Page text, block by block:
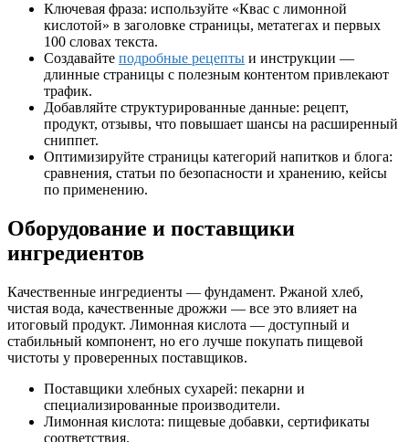
Ключевая фраза: используйте «Квас с лимонной
кислотой» в заголовке страницы, метатегах и первых
100 словах текста.
Создавайте подробные рецепты и инструкции —
длинные страницы с полезным контентом привлекают
трафик.
Добавляйте структурированные данные: рецепт,
продукт, отзывы, что повышает шансы на расширенный
сниппет.
Оптимизируйте страницы категорий напитков и блога:
сравнения, статьи по безопасности и хранению, кейсы
по применению.
Оборудование и поставщики
ингредиентов
Качественные ингредиенты — фундамент. Ржаной хлеб,
чистая вода, качественные дрожжи — все это влияет на
итоговый продукт. Лимонная кислота — доступный и
стабильный компонент, но его лучше покупать пищевой
чистоты у проверенных поставщиков.
Поставщики хлебных сухарей: пекарни и
специализированные производители.
Лимонная кислота: пищевые добавки, сертификаты
соответствия.